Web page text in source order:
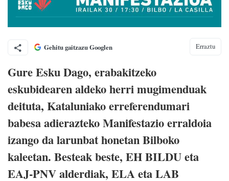
Gehitu gaitzazu Googlen Erraztu
Gure Esku Dago, erabakitzeko
eskubidearen aldeko herri mugimenduak
deituta, Kataluniako erreferendumari
babesa adierazteko Manifestazio erraldoia
izango da larunbat honetan Bilboko
kaleetan. Besteak beste, EH BILDU eta
EAJ-PNV alderdiak, ELA eta LAB